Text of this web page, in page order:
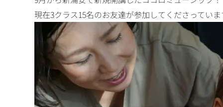
現在3クラス15名のお友達が参加してくださってい